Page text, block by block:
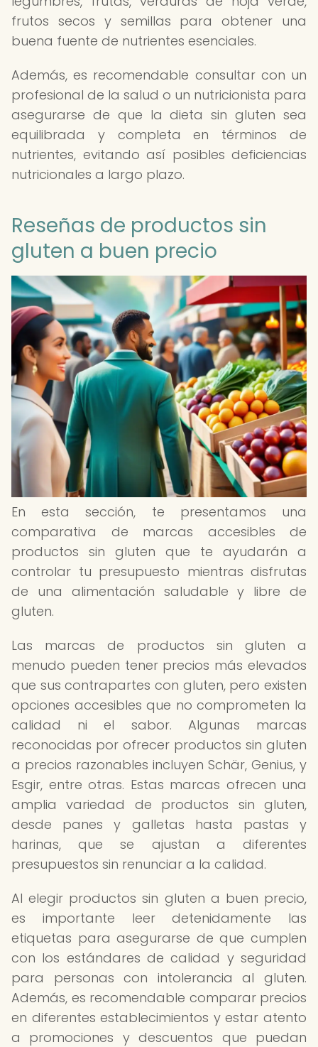
frutos secos y semillas para obtener una
buena fuente de nutrientes esenciales.
Además, es recomendable consultar con un
profesional de la salud o un nutricionista para
asegurarse de que la dieta sin gluten sea
equilibrada y completa en términos de
nutrientes, evitando así posibles deficiencias
nutricionales a largo plazo.
Reseñas de productos sin
gluten a buen precio
En esta sección, te presentamos una
comparativa de marcas accesibles de
productos sin gluten que te ayudarán a
controlar tu presupuesto mientras disfrutas
de una alimentación saludable y libre de
gluten.
Las marcas de productos sin gluten a
menudo pueden tener precios más elevados
que sus contrapartes con gluten, pero existen
opciones accesibles que no comprometen la
calidad ni el sabor. Algunas marcas
reconocidas por ofrecer productos sin gluten
a precios razonables incluyen Schär, Genius, y
Esgir, entre otras. Estas marcas ofrecen una
amplia variedad de productos sin gluten,
desde panes y galletas hasta pastas y
harinas, que se ajustan a diferentes
presupuestos sin renunciar a la calidad.
Al elegir productos sin gluten a buen precio,
es importante leer detenidamente las
etiquetas para asegurarse de que cumplen
con los estándares de calidad y seguridad
para personas con intolerancia al gluten.
Además, es recomendable comparar precios
en diferentes establecimientos y estar atento
a promociones y descuentos que puedan